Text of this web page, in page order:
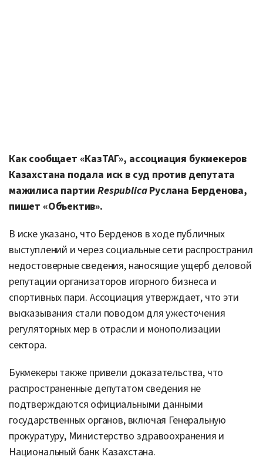
Как сообщает «КазТАГ», ассоциация букмекеров
Казахстана подала иск в суд против депутата
мажилиса партииRespublicaРуслана Берденова,
пишет «Объектив».
В иске указано, что Берденов в ходе публичных
выступлений и через социальные сети распространил
недостоверные сведения, наносящие ущерб деловой
репутации организаторов игорного бизнеса и
спортивных пари. Ассоциация утверждает, что эти
высказывания стали поводом для ужесточения
регуляторных мер в отрасли и монополизации
сектора.
Букмекеры также привели доказательства, что
распространенные депутатом сведения не
подтверждаются официальными данными
государственных органов, включая Генеральную
прокуратуру, Министерство здравоохранения и
Национальный банк Казахстана.